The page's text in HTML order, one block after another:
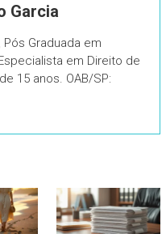
Garcia
Graduada em
em Direito de
15 anos. OAB/SP: